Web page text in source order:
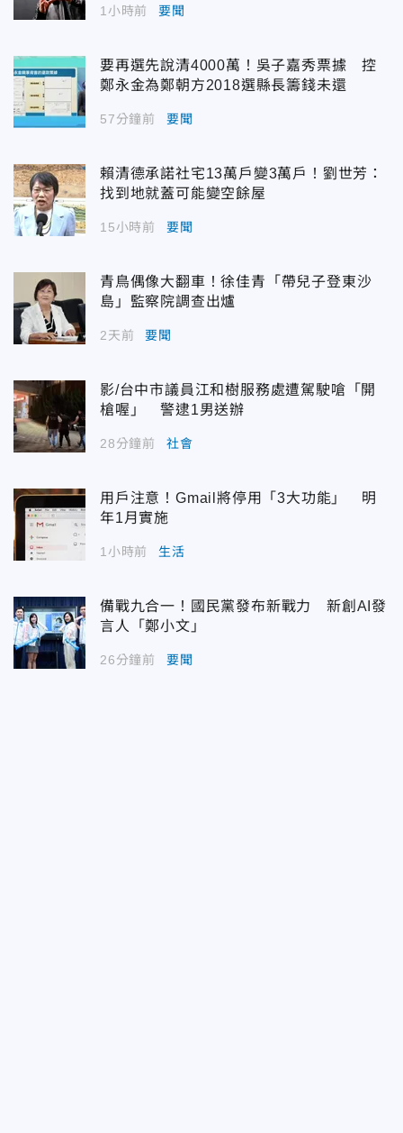
1小時前 要聞
要再選先說清4000萬！吳子嘉秀票據 控
鄭永金為鄭朝方2018選縣長籌錢未還
57分鐘前 要聞
賴清德承諾社宅13萬戶變3萬戶！劉世芳：
找到地就蓋可能變空餘屋
15小時前 要聞
青鳥偶像大翻車！徐佳青「帶兒子登東沙
島」監察院調查出爐
2天前 要聞
影/台中市議員江和樹服務處遭駕駛嗆「開
槍喔」 警逮1男送辦
28分鐘前 社會
用戶注意！Gmail將停用「3大功能」 明
年1月實施
1小時前 生活
備戰九合一！國民黨發布新戰力 新創AI發
言人「鄭小文」
26分鐘前 要聞